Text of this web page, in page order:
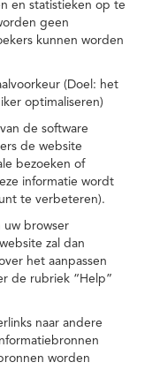
en statistieken op te
geen
kunnen worden
(Doel: het
optimaliseren)
de software
de website
bezoeken of
informatie wordt
te verbeteren).
uw browser
zal dan
het aanpassen
de rubriek “Help”
naar andere
worden